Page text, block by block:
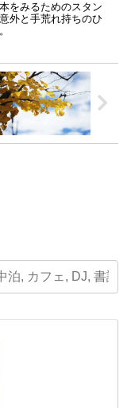
をみるためのスタン
外と手荒れ持ちのひ